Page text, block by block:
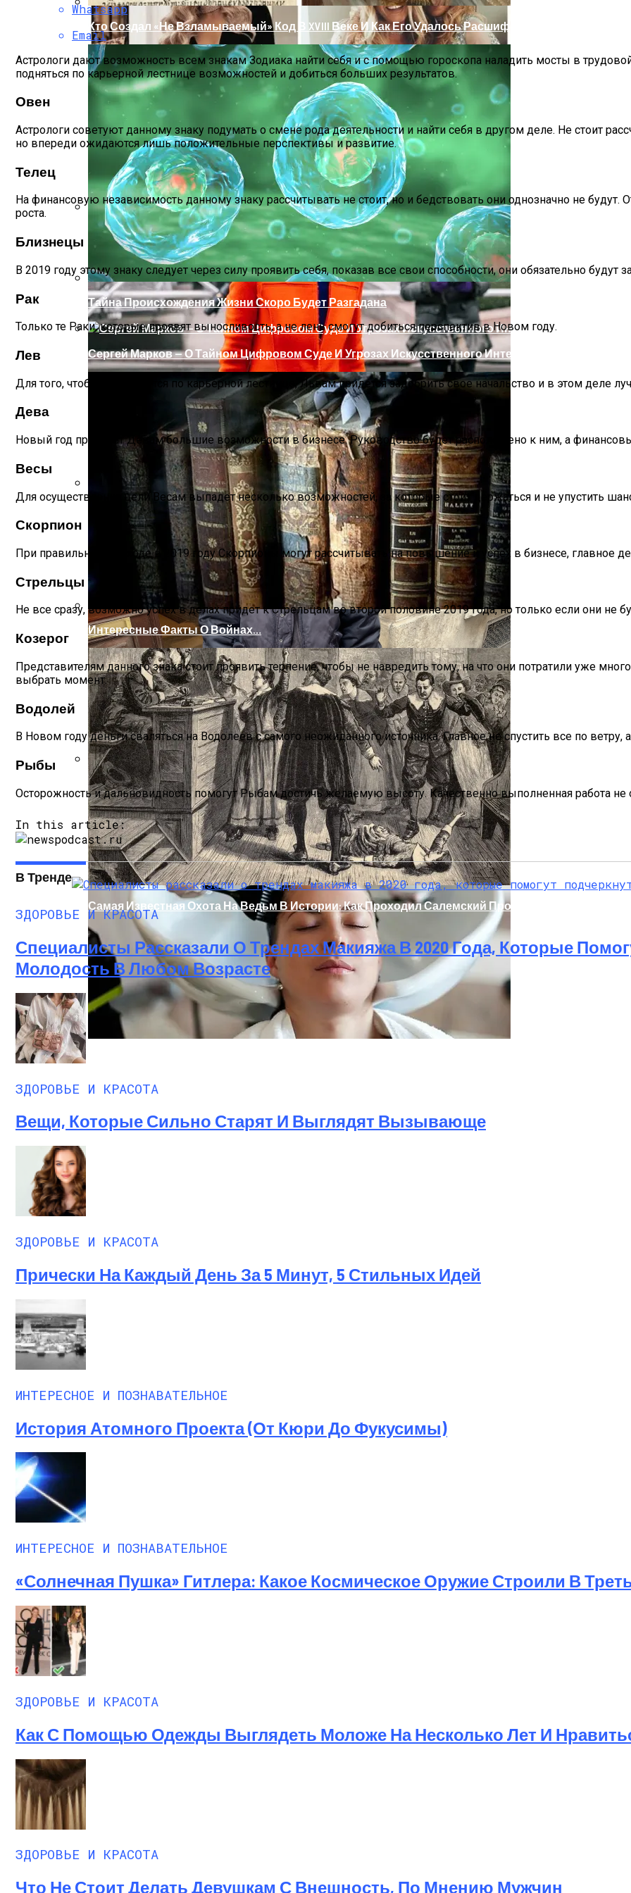
Раскрась Свой Год: Какой Цвет Принесет Тебе Успех В 2026 Году По Знаку Зодиака
Ваша Любовь К Оранжевому: Глоток Энергии Или Сигнал Уставшей Души
Женская Зимняя Обувь: 5 Стильных Моделей, За Которыми Выстраиваются В Очереди
Кто Создал «не Взламываемый» Код В XVIII Веке И Как Его Удалось Расшифровать
Тайна Происхождения Жизни Скоро Будет Разгадана
Сергей Марков — О Тайном Цифровом Суде И Угрозах Искусственного Интеллекта
Интересные Факты О Войнах…
Самая Известная Охота На Ведьм В Истории: Как Проходил Салемский Процесс
Whatsapp
Email
Астрологи дают возможность всем знакам Зодиака найти себя и с помощью гороскопа наладить мосты в
подняться по карьерной лестнице возможностей и добиться больших результатов.
Овен
Астрологи советуют данному знаку подумать о смене рода деятельности и найти себя в другом деле. Не стоит
но впереди ожидаются лишь положительные перспективы и развитие.
Телец
На финансовую независимость данному знаку рассчитывать не стоит, но и бедствовать они однозначно не
роста.
Близнецы
В 2019 году этому знаку следует через силу проявить себя, показав все свои способности, они обязательно
Рак
Только те Раки, которые проявят выносливость, а не лень смогут добиться перспектив в Новом году.
Лев
Для того, чтобы продвинутся по карьерной лестнице, Львам придется задобрить свое начальство и в этом деле
Дева
Новый год принесет Девам большие возможности в бизнесе. Руководство будет расположено к ним, а
Весы
Для осуществления цели Весам выпадет несколько возможностей, за которые стоит держаться и не упустить
Скорпион
При правильном подходе в 2019 году Скорпионы могут рассчитывать на повышение и успех в бизнесе, главное
Стрельцы
Не все сразу, возможно успех в делах придет к Стрельцам во второй половине 2019 года, но только если они не
Козерог
Представителям данного знака стоит проявить терпение, чтобы не навредить тому, на что они потратили уже
выбрать момент.
Водолей
В Новом году деньги сваляться на Водолеев с самого неожиданного источника. Главное не спустить все по ветру,
Рыбы
Осторожность и дальновидность помогут Рыбам достичь желаемую высоту. Качественно выполненная работа не
In this article:
В Тренде
ЗДОРОВЬЕ И КРАСОТА
Специалисты Рассказали О Трендах Макияжа В 2020 Года, Которые
Молодость В Любом Возрасте
ЗДОРОВЬЕ И КРАСОТА
Вещи, Которые Сильно Старят И Выглядят Вызывающе
ЗДОРОВЬЕ И КРАСОТА
Прически На Каждый День За 5 Минут, 5 Стильных Идей
ИНТЕРЕСНОЕ И ПОЗНАВАТЕЛЬНОЕ
История Атомного Проекта (от Кюри До Фукусимы)
ИНТЕРЕСНОЕ И ПОЗНАВАТЕЛЬНОЕ
«Солнечная Пушка» Гитлера: Какое Космическое Оружие Строили В
ЗДОРОВЬЕ И КРАСОТА
Как С Помощью Одежды Выглядеть Моложе На Несколько Лет И
ЗДОРОВЬЕ И КРАСОТА
Что Не Стоит Делать Девушкам С Внешность, По Мнению Мужчин